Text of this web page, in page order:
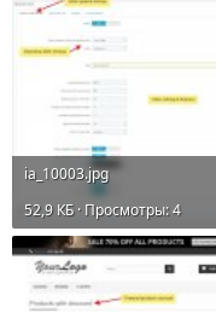
ia_10003.jpg
52,9 КБ · Просмотры: 4